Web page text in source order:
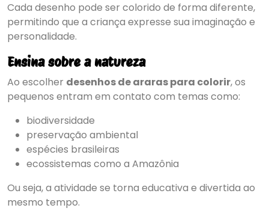
Cada desenho pode ser colorido de forma diferente,
permitindo que a criança expresse sua imaginação e
personalidade.
Ensina sobre a natureza
Ao escolher desenhos de araras para colorir, os
pequenos entram em contato com temas como:
biodiversidade
preservação ambiental
espécies brasileiras
ecossistemas como a Amazônia
Ou seja, a atividade se torna educativa e divertida ao
mesmo tempo.